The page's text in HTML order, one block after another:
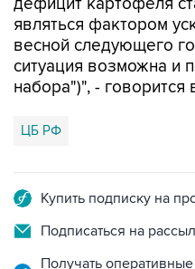
являться фактором
весной следующего
ситуация возможна
набора")", - говорится
ЦБ РФ
Купить подписку на
Подписаться на
Получать